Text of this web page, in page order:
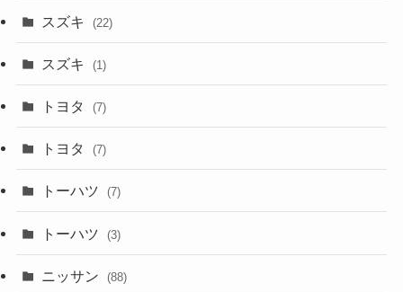
スズキ (22)
スズキ (1)
トヨタ (7)
トヨタ (7)
トーハツ (7)
トーハツ (3)
ニッサン (88)